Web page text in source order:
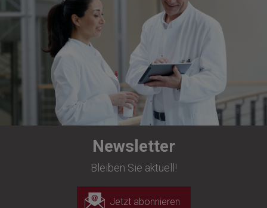
Newsletter
Bleiben Sie aktuell!
Jetzt abonnieren